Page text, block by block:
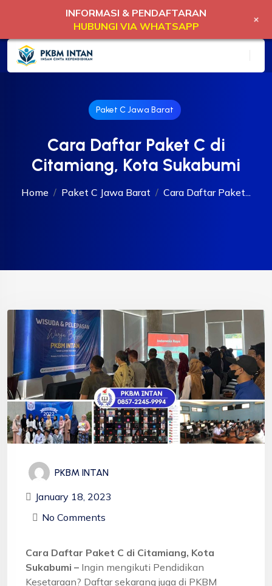
Paket C Jawa Barat
Cara Daftar Paket C di
Citamiang, Kota Sukabumi
Home Paket C Jawa Barat Cara Daftar Paket...
PKBM INTAN
January 18, 2023
No Comments
Cara Daftar Paket C di Citamiang, Kota
Sukabumi – Ingin mengikuti Pendidikan
Kesetaraan? Daftar sekarang juga di PKBM
INFORMASI & PENDAFTARAN
HUBUNGI VIA WHATSAPP
+